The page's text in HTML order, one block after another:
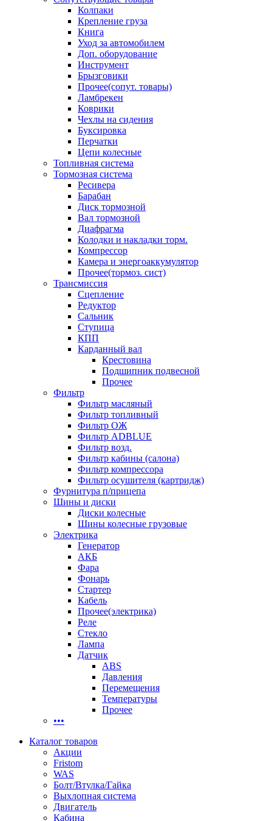
Колпаки
Крепление груза
Книга
Уход за автомобилем
Доп. оборудование
Инструмент
Брызговики
Прочее(сопут. товары)
Ламбрекен
Коврики
Чехлы на сидения
Буксировка
Перчатки
Цепи колесные
Топливная система
Тормозная система
Ресивера
Барабан
Диск тормозной
Вал тормозной
Диафрагма
Колодки и накладки торм.
Компрессор
Камера и энергоаккумулятор
Прочее(тормоз. сист)
Трансмиссия
Сцепление
Редуктор
Сальник
Ступица
КПП
Карданный вал
Крестовина
Подшипник подвесной
Прочее
Фильтр
Фильтр масляный
Фильтр топливный
Фильтр ОЖ
Фильтр ADBLUE
Фильтр возд.
Фильтр кабины (салона)
Фильтр компрессора
Фильтр осушителя (картридж)
Фурнитура п/прицепа
Шины и диски
Диски колесные
Шины колесные грузовые
Электрика
Генератор
АКБ
Фара
Фонарь
Стартер
Кабель
Прочее(электрика)
Реле
Стекло
Лампа
Датчик
ABS
Давления
Перемещения
Температуры
Прочее
•••
Каталог товаров
Акции
Fristom
WAS
Болт/Втулка/Гайка
Выхлопная система
Двигатель
Кабина